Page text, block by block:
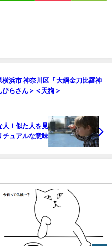
横浜市 神奈川区『大綱金刀比羅神
らさん＞＜天狗＞
人！似た人を見
チュアルな意味